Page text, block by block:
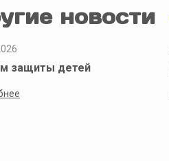
новости
защиты детей